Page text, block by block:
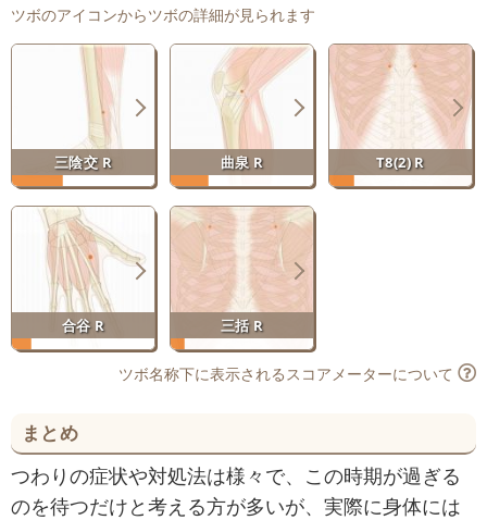
ツボのアイコンからツボの詳細が見られます
三陰交 R 曲泉 R T8(2) R
合谷 R 三括 R
ツボ名称下に表示されるスコアメーターについて
まとめ
つわりの症状や対処法は様々で、この時期が過ぎる
のを待つだけと考える方が多いが、実際に身体には